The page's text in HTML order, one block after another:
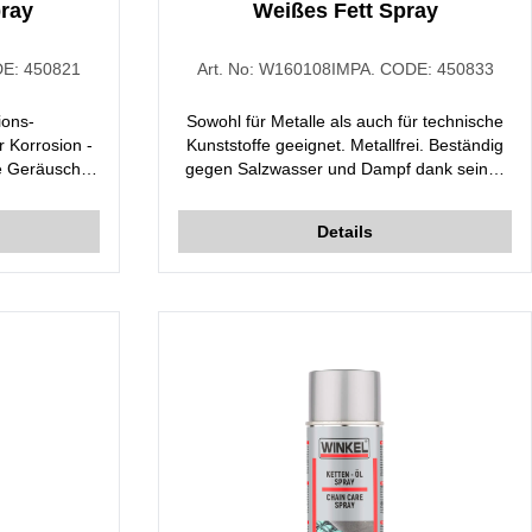
450821
Korrosion -
Geräusche,
und seiner
Bereichen
Weißes Fett Spray
Art. No: W160108IMPA. CODE: 450833
Sowohl für Metalle als auch für technische
Kunststoffe geeignet. Metallfrei. Beständig
gegen Salzwasser und Dampf dank seines
Details